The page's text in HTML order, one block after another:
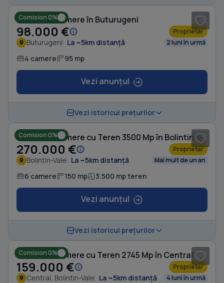
Comision 0%
Casă cu 4 camere în Buturugeni
98.000 € Proprietar
Buturugeni La ~5km distanță 2 luni în urmă
4 camere 95 mp
Vezi anunțul
Vezi istoricul prețurilor
Comision 0% Casă cu 6 camere cu Teren 3500 Mp în Bolintin-Vale
270.000 € Proprietar
Bolintin-Vale La ~5km distanță Mai mult de un an
6 camere 150 mp 3.500 mp teren
Vezi anunțul
Vezi istoricul prețurilor
Comision 0%
Casă cu 7 camere cu Teren 2745 Mp în Central
159.000 € Proprietar
Central, Bolintin-Vale La ~5km distanță 4 luni în urmă